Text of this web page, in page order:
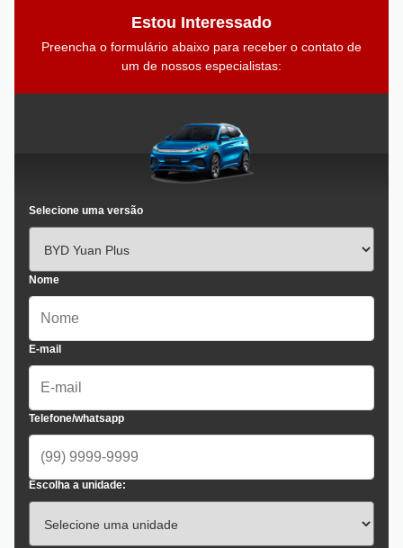
Estou Interessado
Preencha o formulário abaixo para receber o contato de
um de nossos especialistas:
Selecione uma versão
Nome
E-mail
Telefone/whatsapp
Escolha a unidade: